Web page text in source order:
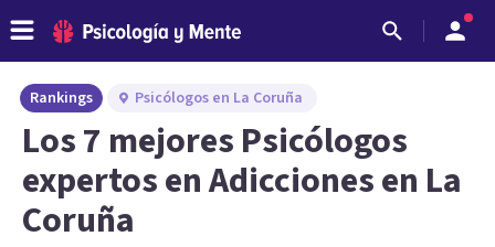
Rankings Psicólogos en La Coruña
Los 7 mejores Psicólogos
expertos en Adicciones en La
Coruña